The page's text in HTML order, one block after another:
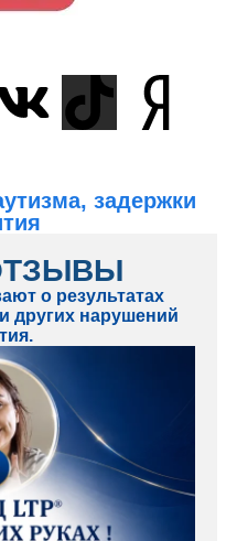
задержки
о результатах
других нарушений